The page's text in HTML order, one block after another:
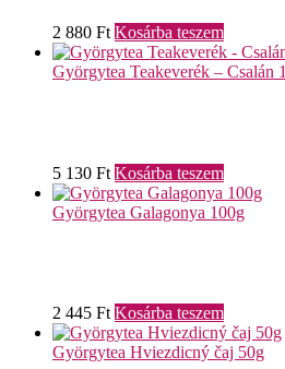
2 880 Ft Kosárba teszem
Györgytea Teakeverék – Csalán
5 130 Ft Kosárba teszem
Györgytea Galagonya 100g
2 445 Ft Kosárba teszem
Györgytea Hviezdicný čaj 50g